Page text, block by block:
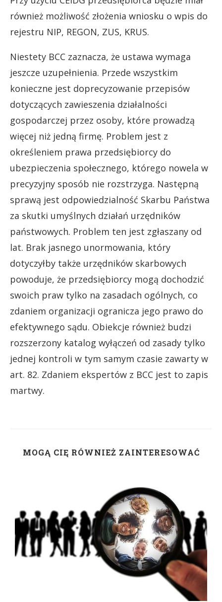
również możliwość złożenia wniosku o wpis do
rejestru NIP, REGON, ZUS, KRUS.
Niestety BCC zaznacza, że ustawa wymaga
jeszcze uzupełnienia. Przede wszystkim
konieczne jest doprecyzowanie przepisów
dotyczących zawieszenia działalności
gospodarczej przez osoby, które prowadzą
więcej niż jedną firmę. Problem jest z
określeniem prawa przedsiębiorcy do
ubezpieczenia społecznego, którego nowela w
precyzyjny sposób nie rozstrzyga. Następną
sprawą jest odpowiedzialność Skarbu Państwa
za skutki umyślnych działań urzędników
państwowych. Problem ten jest zgłaszany od
lat. Brak jasnego unormowania, który
dotyczyłby także urzędników skarbowych
powoduje, że przedsiębiorcy mogą dochodzić
swoich praw tylko na zasadach ogólnych, co
zdaniem organizacji ogranicza jego prawo do
efektywnego sądu. Obiekcje również budzi
rozszerzony katalog wyłączeń od zasady tylko
jednej kontroli w tym samym czasie zawarty w
art. 82. Zdaniem ekspertów z BCC jest to zapis
martwy.
MOGĄ CIĘ RÓWNIEŻ ZAINTERESOWAĆ